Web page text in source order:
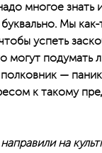
многое знать
Мы
успеть
могут подумать
—
к такому
на